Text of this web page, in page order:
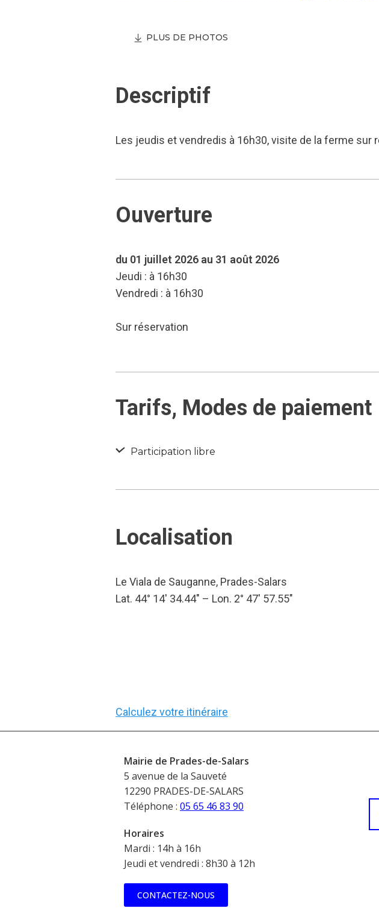
PLUS DE PHOTOS
Descriptif
Les jeudis et vendredis à 16h30, visite de la ferme sur
Ouverture
du 01 juillet 2026 au 31 août 2026
Jeudi : à 16h30
Vendredi : à 16h30
Sur réservation
Tarifs, Modes de paiement
Participation libre
Localisation
Le Viala de Sauganne, Prades-Salars
Lat. 44° 14′ 34.44″ – Lon. 2° 47′ 57.55″
Calculez votre itinéraire
Mairie de Prades-de-Salars
5 avenue de la Sauveté
12290 PRADES-DE-SALARS
Téléphone : 05 65 46 83 90
Horaires
Mardi : 14h à 16h
Jeudi et vendredi : 8h30 à 12h
CONTACTEZ-NOUS